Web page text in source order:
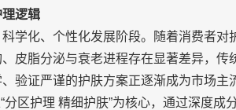
逻辑
学化、个性化发展阶段。随着消费者对
皮脂分泌与衰老进程存在显著差异，传
验证严谨的护肤方案正逐渐成为市场主
区护理 精细护肤”为核心，通过深度成